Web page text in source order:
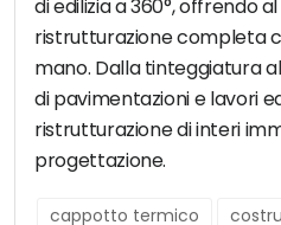
di edilizia a 360°, offrendo
ristrutturazione completa
mano. Dalla tinteggiatura
di pavimentazioni e lavori
ristrutturazione di interi
progettazione.
cappotto termico